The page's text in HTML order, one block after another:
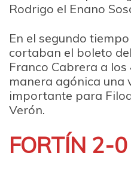
Rodrigo el Enano
En el segundo
cortaban el boleto
Franco Cabrera a los
manera agónica una
importante para
Verón.
FORTÍN 2-